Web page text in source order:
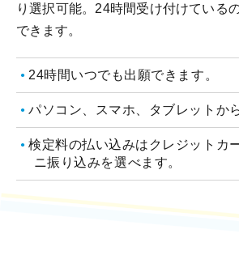
り選択可能。24時間受け付けている
できます。
24時間いつでも出願できます。
パソコン、スマホ、タブレットか
検定料の払い込みはクレジットカ
ニ振り込みを選べます。